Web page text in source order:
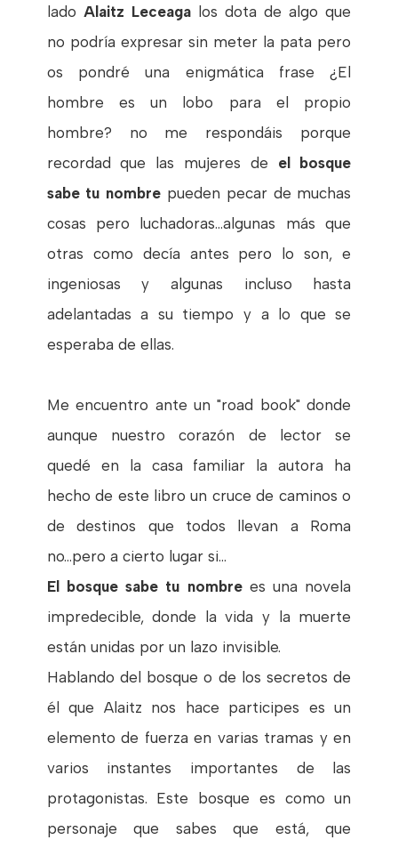
lado Alaitz Leceaga los dota de algo que
no podría expresar sin meter la pata pero
os pondré una enigmática frase ¿El
hombre es un lobo para el propio
hombre? no me respondáis porque
recordad que las mujeres de el bosque
sabe tu nombre pueden pecar de muchas
cosas pero luchadoras...algunas más que
otras como decía antes pero lo son, e
ingeniosas y algunas incluso hasta
adelantadas a su tiempo y a lo que se
esperaba de ellas.
Me encuentro ante un "road book" donde
aunque nuestro corazón de lector se
quedé en la casa familiar la autora ha
hecho de este libro un cruce de caminos o
de destinos que todos llevan a Roma
no...pero a cierto lugar si...
El bosque sabe tu nombre es una novela
impredecible, donde la vida y la muerte
están unidas por un lazo invisible.
Hablando del bosque o de los secretos de
él que Alaitz nos hace participes es un
elemento de fuerza en varias tramas y en
varios instantes importantes de las
protagonistas. Este bosque es como un
personaje que sabes que está, que